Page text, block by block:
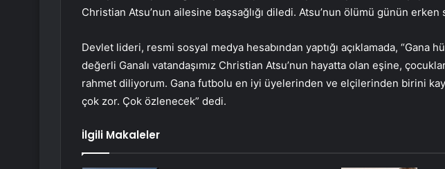
Christian Atsu’nun ailesine başsağlığı diledi. Atsu’nun ölümü günün
Devlet lideri, resmi sosyal medya hesabından yaptığı açıklamada, “Gana
değerli Ganalı vatandaşımız Christian Atsu’nun hayatta olan eşine,
rahmet diliyorum. Gana futbolu en iyi üyelerinden ve elçilerinden birini
çok zor. Çok özlenecek” dedi.
İlgili Makaleler